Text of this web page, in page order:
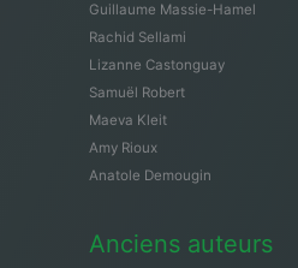
Guillaume Massie-Hamel
Rachid Sellami
Lizanne Castonguay
Samuël Robert
Maeva Kleit
Amy Rioux
Anatole Demougin
Anciens auteurs